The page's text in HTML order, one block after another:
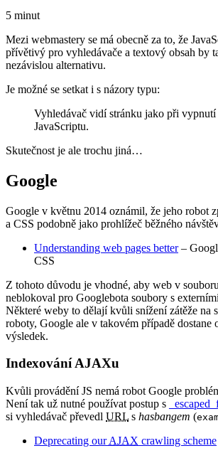
5 minut
Mezi webmastery se má obecně za to, že
přívětivý pro vyhledávače a textový obsah by
nezávislou alternativu.
Je možné se setkat i s názory typu:
Vyhledávač vidí stránku jako při vypnutí
JavaScriptu.
Skutečnost je ale trochu jiná…
Google
Google v květnu 2014 oznámil, že jeho robot
a CSS podobně jako prohlížeč běžného
Understanding web pages better–
CSS
Z tohoto důvodu je vhodné, aby web v souboru
neblokoval pro Googlebota soubory s
Některé weby to dělají kvůli snížení zátěže na
roboty, Google ale v takovém případě dostane
výsledek.
Indexování AJAXu
Kvůli provádění JS nemá robot Google
Není tak už nutné používat postup s
si vyhledávač převedl URL s hasbangem (
Deprecating ourAJAX crawling scheme